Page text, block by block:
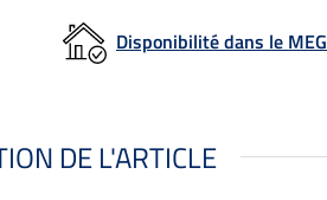
Disponibilité dans le
DE L'ARTICLE